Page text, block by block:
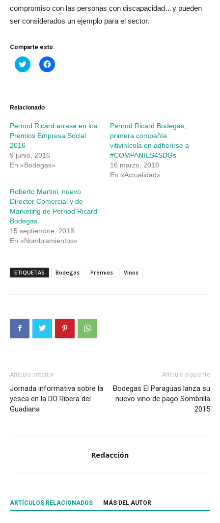
compromiso con las personas con discapacidad…y pueden
ser considerados un ejemplo para el sector.
Comparte esto:
Haz
clic
Twitter
abre
ventana
nueva)
Haz
clic
ventana
nueva)
Relacionado
Pernod Ricard arrasa en los
Premios Empresa Social
2016
9 junio, 2016
En «Bodegas»
Pernod Ricard Bodegas,
primera compañía
vitivinícola en adherirse a
#COMPANIES4SDGs
16 marzo, 2018
En «Actualidad»
Roberto Martini, nuevo
Director Comercial y de
Marketing de Pernod Ricard
Bodegas
15 septiembre, 2018
En «Nombramientos»
ETIQUETAS Bodegas Premios Vinos
Artículo anterior
Jornada informativa sobre la
yesca en la DO Ribera del
Guadiana
Artículo siguiente
Bodegas El Paraguas lanza su
nuevo vino de pago Sombrilla
2015
Redacción
ARTÍCULOS RELACIONADOS MÁS DEL AUTOR